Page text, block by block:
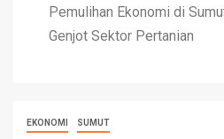
Pemulihan Ekonomi di
Genjot Sektor Pertanian
EKONOMI SUMUT